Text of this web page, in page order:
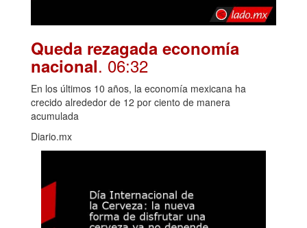
Queda rezagada economía
nacional. 06:32
En los últimos 10 años, la economía mexicana ha
crecido alrededor de 12 por ciento de manera
acumulada
Diario.mx